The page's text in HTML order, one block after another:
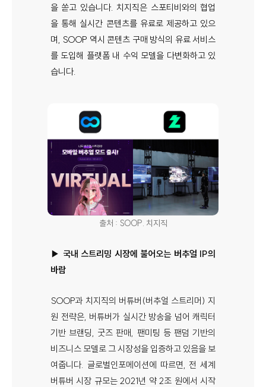
을 쏟고 있습니다. 치지직은 스포티비와의 협업
을 통해 실시간 콘텐츠를 유료로 제공하고 있으
며, SOOP 역시 콘텐츠 구매 방식의 유료 서비스
를 도입해 플랫폼 내 수익 모델을 다변화하고 있
습니다.
출처 : SOOP. 치지직
▶ 국내 스트리밍 시장에 불어오는 버추얼 IP의
바람
SOOP과 치지직의 버튜버(버추얼 스트리머) 지
원 전략은, 버튜버가 실시간 방송을 넘어 캐릭터
기반 브랜딩, 굿즈 판매, 팬미팅 등 팬덤 기반의
비즈니스 모델로 그 시장성을 입증하고 있음을 보
여줍니다. 글로벌인포메이션에 따르면, 전 세계
버튜버 시장 규모는 2021년 약 2조 원에서 시작